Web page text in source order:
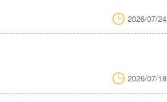
2026/07/24
2026/07/18